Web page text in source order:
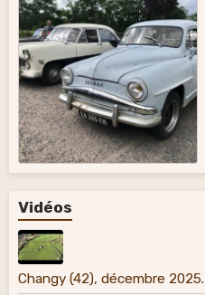
Vidéos
Changy (42), décembre 2025.